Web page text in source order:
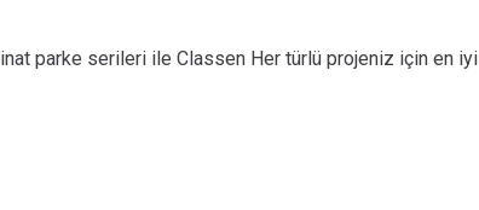
parke serileri ile Classen Her türlü projeniz için en iyi